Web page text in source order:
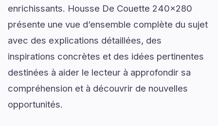
enrichissants. Housse De Couette 240x280
présente une vue d’ensemble complète du sujet
avec des explications détaillées, des
inspirations concrètes et des idées pertinentes
destinées à aider le lecteur à approfondir sa
compréhension et à découvrir de nouvelles
opportunités.